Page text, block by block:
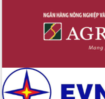
Friendship Meeting New Year 2026”
Bầu cử Quốc hội và HĐND: Cử tri Đắk
Lắk gửi gắm niềm tin, kỳ vọng vào lá
Ngày hội bầu cử đại biểu Quốc hội
khóa XVI và HĐND các cấp nhiệm kỳ
2026-2031